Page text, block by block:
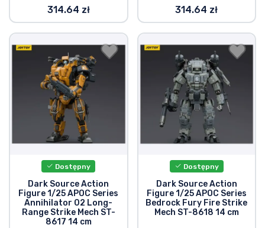
314.64 zł 314.64 zł
Dostępny
Dark Source Action
Figure 1/25 APOC Series
Annihilator 02 Long-
Range Strike Mech ST-
8617 14 cm
Dostępny
Dark Source Action
Figure 1/25 APOC Series
Bedrock Fury Fire Strike
Mech ST-8618 14 cm